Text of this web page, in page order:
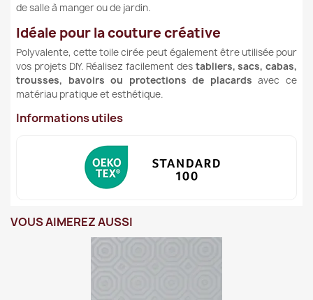
de salle à manger ou de jardin.
Idéale pour la couture créative
Polyvalente, cette toile cirée peut également être utilisée pour
vos projets DIY. Réalisez facilement des tabliers, sacs, cabas,
trousses, bavoirs ou protections de placards avec ce
matériau pratique et esthétique.
Informations utiles
VOUS AIMEREZ AUSSI